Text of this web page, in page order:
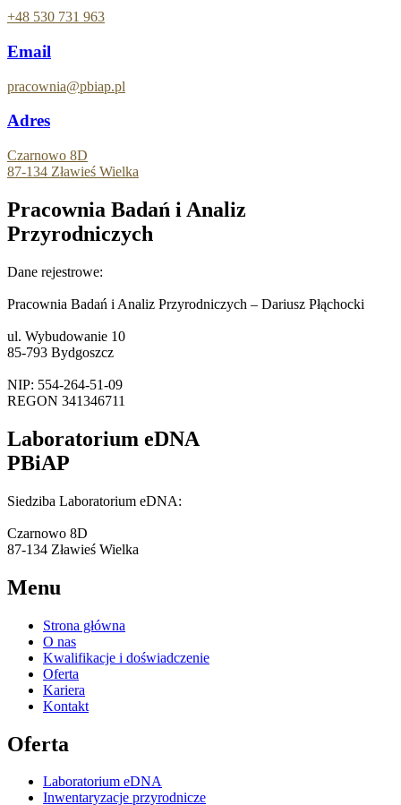
+48 530 731 963
Email
pracownia@pbiap.pl
Adres
Czarnowo 8D
87-134 Zławieś Wielka
Pracownia Badań i Analiz
Przyrodniczych
Dane rejestrowe:
Pracownia Badań i Analiz Przyrodniczych – Dariusz Płąchocki
ul. Wybudowanie 10
85-793 Bydgoszcz
NIP: 554-264-51-09
REGON 341346711
Laboratorium eDNA
PBiAP
Siedziba Laboratorium eDNA:
Czarnowo 8D
87-134 Zławieś Wielka
Menu
Strona główna
O nas
Kwalifikacje i doświadczenie
Oferta
Kariera
Kontakt
Oferta
Laboratorium eDNA
Inwentaryzacje przyrodnicze